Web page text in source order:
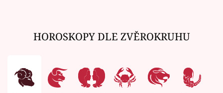
HOROSKOPY DLE ZVĚROKRUHU